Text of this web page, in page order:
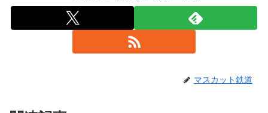
マスカット鉄道